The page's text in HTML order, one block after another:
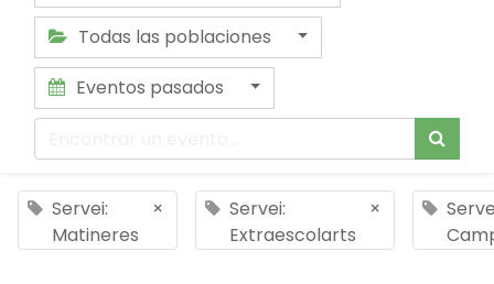
Todas las poblaciones
Eventos pasados
Servei:
Matineres
×
Servei:
Extraescolarts
×